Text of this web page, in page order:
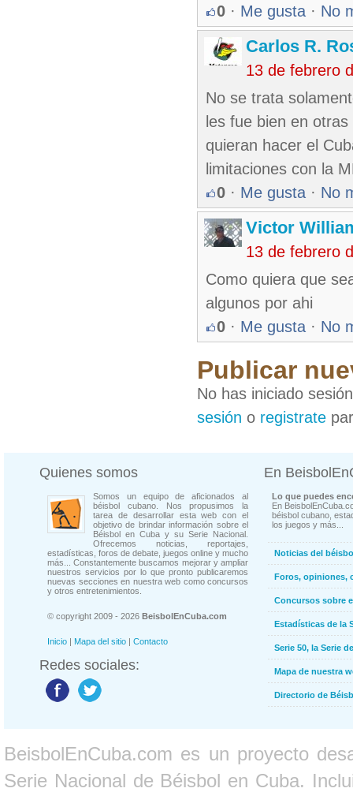
0 · Me gusta · No
Carlos R.
13 de febrero
No se trata
les fue bien en
quieran hacer el
limitaciones con la
0 · Me gusta · No
Victor
13 de febrero
Como quiera que
algunos por ahi
0 · Me gusta · No
Publicar
No has iniciado
sesión o registrate
Quienes somos
Somos un equipo de aficionados al
béisbol cubano. Nos propusimos la
tarea de desarrollar esta web con el
objetivo de brindar información sobre el
Béisbol en Cuba y su Serie Nacional.
Ofrecemos noticias, reportajes,
estadísticas, foros de debate, juegos online y mucho
más... Constantemente buscamos mejorar y ampliar
nuestros servicios por lo que pronto publicaremos
nuevas secciones en nuestra web como concursos
y otros entretenimientos.
© copyright 2009 - 2026 BeisbolEnCuba.com
Inicio | Mapa del sitio | Contacto
Redes sociales:
En
Lo que puedes
En
béisbol cubano,
los juegos y más...
Noticias del
Foros, opiniones,
Concursos sobre
Estadísticas de la
Serie 50, la Serie
Mapa de nuestra
Directorio de
BeisbolEnCuba.com es un proyecto
Serie Nacional de Béisbol en Cuba.